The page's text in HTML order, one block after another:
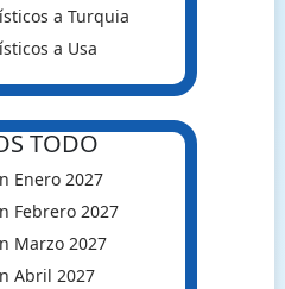
a Turquia
a Usa
TODO
Enero 2027
Febrero 2027
Marzo 2027
Abril 2027